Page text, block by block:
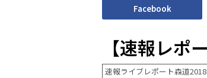
Facebook
【速報レポ
速報ライブレポート森道